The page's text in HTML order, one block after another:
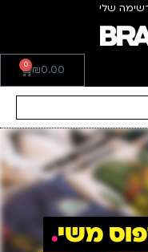
שלי
₪0.00
0
משי.